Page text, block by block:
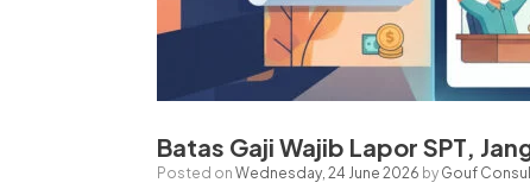
Batas Gaji Wajib Lapor SPT,
Posted on Wednesday, 24 June 2026 by Gouf